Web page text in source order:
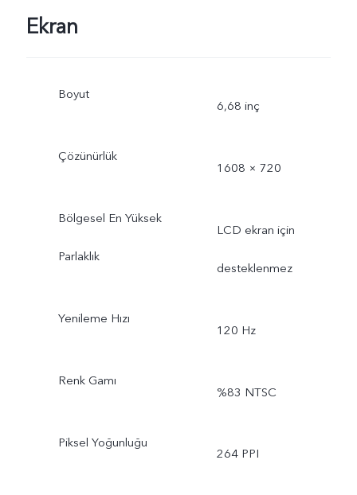
Ekran
Boyut
6,68 inç
Çözünürlük
1608 × 720
Bölgesel En Yüksek
Parlaklık
LCD ekran için
desteklenmez
Yenileme Hızı
120 Hz
Renk Gamı
%83 NTSC
Piksel Yoğunluğu
264 PPI